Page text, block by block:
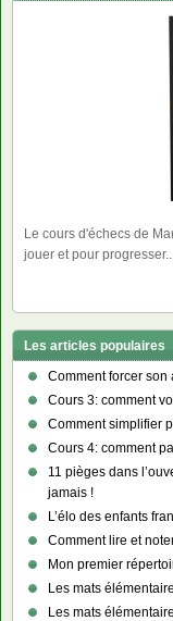
Le cours d'échecs de
jouer et pour progresser...
Les articles populaires
Comment forcer
Cours 3: comment
Comment simplifier
Cours 4: comment
11 pièges dans
jamais !
L’élo des enfants
Comment lire et
Mon premier
Les mats
Les mats